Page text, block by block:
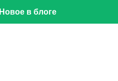
Новое в блоге